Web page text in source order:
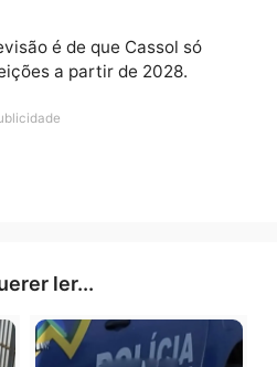
aplicação de entendimento
Acir, existe uma diferença
Sérgio Moro estabelece
da pena, devem
é de que Cassol só